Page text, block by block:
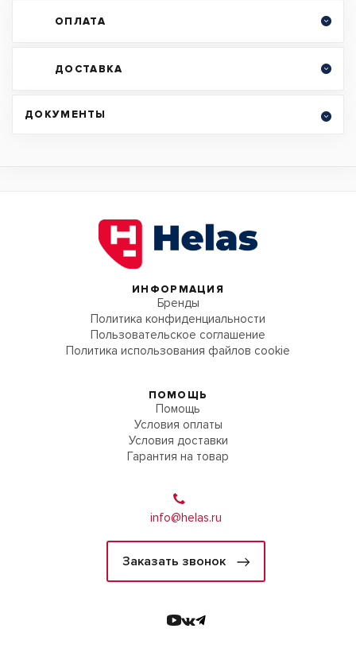
ОПЛАТА
ДОСТАВКА
ДОКУМЕНТЫ
ИНФОРМАЦИЯ
Бренды
Политика конфиденциальности
Пользовательское соглашение
Политика использования файлов cookie
ПОМОЩЬ
Помощь
Условия оплаты
Условия доставки
Гарантия на товар
info@helas.ru
Заказать звонок